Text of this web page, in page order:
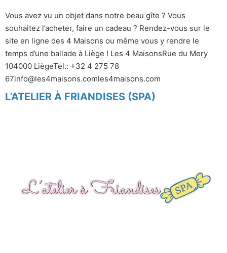
Vous avez vu un objet dans notre beau gîte ? Vous
souhaitez l’acheter, faire un cadeau ? Rendez-vous sur le
site en ligne des 4 Maisons ou même vous y rendre le
temps d’une ballade à Liège ! Les 4 MaisonsRue du Mery
104000 LiègeTel.: +32 4 275 78
67info@les4maisons.comles4maisons.com
L’ATELIER À FRIANDISES (SPA)